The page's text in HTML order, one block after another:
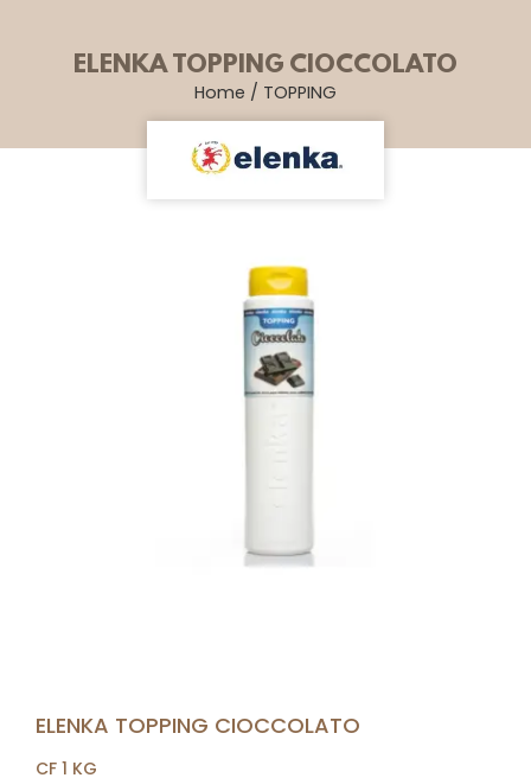
ELENKA TOPPING CIOCCOLATO
Home / TOPPING
ELENKA TOPPING CIOCCOLATO
CF 1 KG